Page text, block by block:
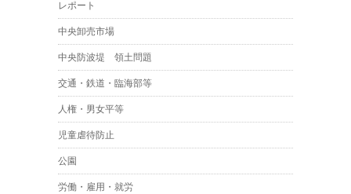
レポート
中央卸売市場
中央防波堤 領土問題
交通・鉄道・臨海部等
人権・男女平等
児童虐待防止
公園
労働・雇用・就労